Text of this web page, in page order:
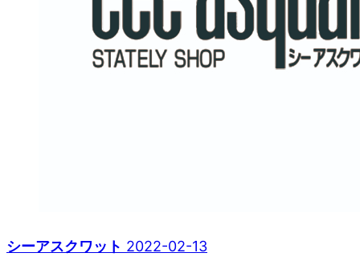
シーアスクワット 2022-02-13